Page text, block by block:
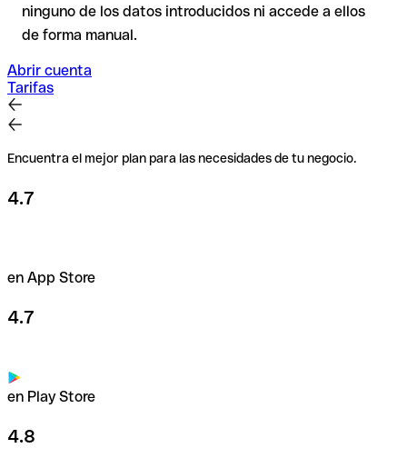
ninguno de los datos introducidos ni accede a ellos
de forma manual.
Abrir cuenta
Tarifas
Encuentra el mejor plan para las necesidades de tu negocio.
4.7
en App Store
4.7
en Play Store
4.8